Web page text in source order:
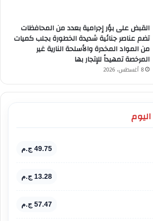
القبض على بؤر إجرامية بعدد من المحافظات
تضم عناصر جنائية شديدة الخطورة بجلب كميات
من المواد المخدرة والأسلحة النارية غير
المرخصة تمهيداً للإتجار بها
8 أغسطس، 2026
49.75 ج.م
13.28 ج.م
57.47 ج.م